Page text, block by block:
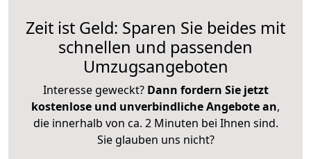
Zeit ist Geld: Sparen Sie beides mit
schnellen und passenden
Umzugsangeboten
Interesse geweckt? Dann fordern Sie jetzt
kostenlose und unverbindliche Angebote an,
die innerhalb von ca. 2 Minuten bei Ihnen sind.
Sie glauben uns nicht?